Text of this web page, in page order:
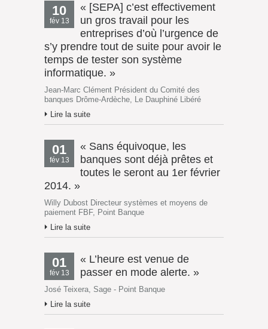
10
fév 13
« [SEPA] c’est effectivement
un gros travail pour les
entreprises d’où l’urgence de
s’y prendre tout de suite pour avoir le
temps de tester son système
informatique. »
Jean-Marc Clément Président du Comité des
banques Drôme-Ardèche, Le Dauphiné Libéré
Lire la suite
01
fév 13
« Sans équivoque, les
banques sont déjà prêtes et
toutes le seront au 1er février
2014. »
Willy Dubost Directeur systèmes et moyens de
paiement FBF, Point Banque
Lire la suite
01
fév 13
« L’heure est venue de
passer en mode alerte. »
José Teixera, Sage - Point Banque
Lire la suite